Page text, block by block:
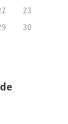
23
30